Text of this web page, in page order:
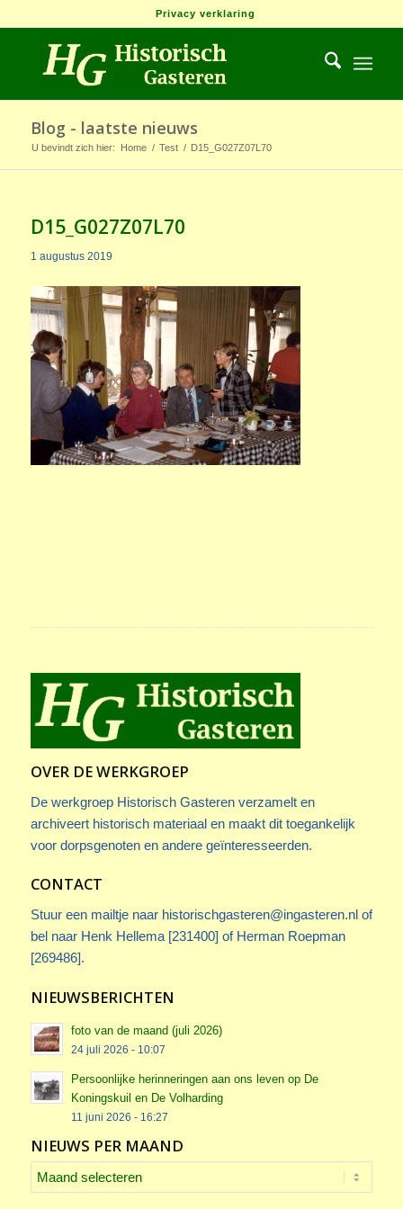
Privacy verklaring
Blog - laatste nieuws
U bevindt zich hier: Home / Test / D15_G027Z07L70
D15_G027Z07L70
1 augustus 2019
OVER DE WERKGROEP
De werkgroep Historisch Gasteren verzamelt en
archiveert historisch materiaal en maakt dit toegankelijk
voor dorpsgenoten en andere geïnteresseerden.
CONTACT
Stuur een mailtje naar historischgasteren@ingasteren.nlof
bel naar Henk Hellema [231400] of Herman Roepman
[269486].
NIEUWSBERICHTEN
foto van de maand (juli 2026)
24 juli 2026 - 10:07
Persoonlijke herinneringen aan ons leven op De
Koningskuil en De Volharding
11 juni 2026 - 16:27
NIEUWS PER MAAND